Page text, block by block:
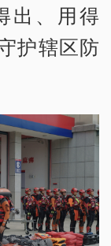
出、用得
护辖区防